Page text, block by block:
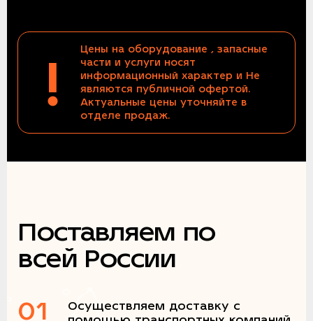
!
Цены на оборудование , запасные
части и услуги носят
информационный характер и Не
являются публичной офертой.
Актуальные цены уточняйте в
отделе продаж.
Поставляем по
всей России
01
Осуществляем доставку с